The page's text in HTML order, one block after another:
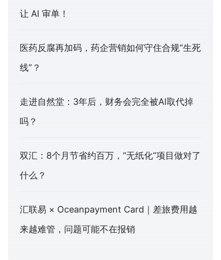
让 AI 审单！
医药反腐再加码，药企营销如何守住合规“生死
线”？
走进自然堂：3年后，财务会完全被AI取代掉
吗？
双汇：8个月节省约百万，“无纸化”项目做对了
什么？
汇联易 × Oceanpayment Card｜差旅费用越
来越难管，问题可能不在报销